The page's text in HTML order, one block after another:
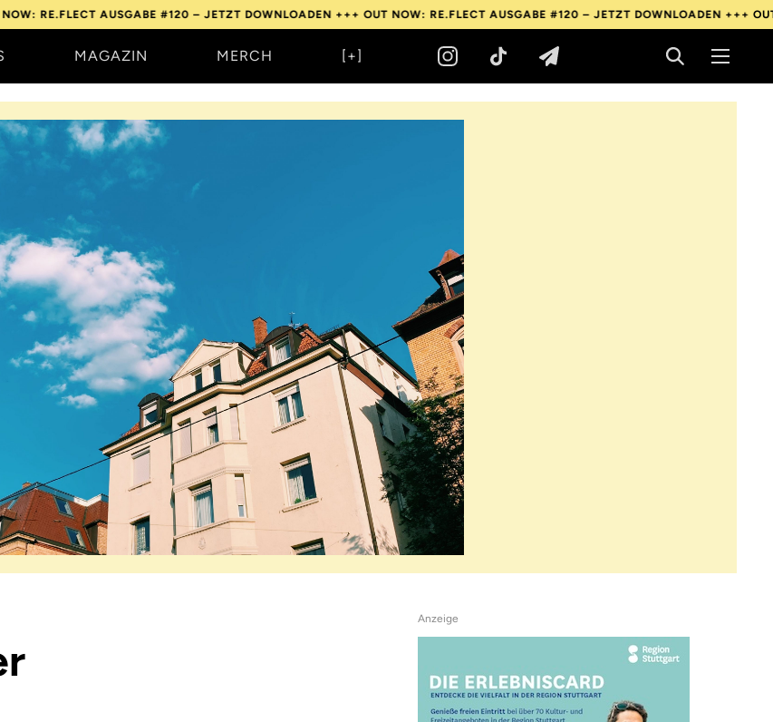
AUSGABE #120 – JETZT DOWNLOADEN +++OUT NOW: RE.FLECT AUSGABE #120 – JETZT DOWNLOADEN +++OUT NOW:
MAGAZIN MERCH [+]
Anzeige